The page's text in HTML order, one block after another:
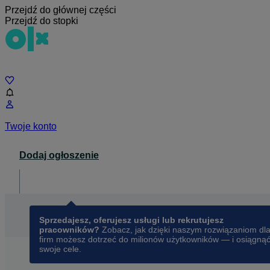
Przejdź do głównej części
Przejdź do stopki
Twoje konto
Dodaj ogłoszenie
Sprzedajesz, oferujesz usługi lub rekrutujesz
pracowników? Zobacz, jak dzięki naszym rozwiązaniom dla
firm możesz dotrzeć do milionów użytkowników — i osiągnąć
swoje cele.